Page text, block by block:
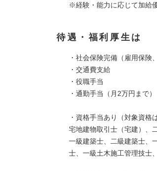
※経験・能力に応じて加給
待遇・福利厚生は
・社会保険完備（雇用保険
・交通費支給
・役職手当
・通勤手当（月2万円まで）
・資格手当あり（対象資格
宅地建物取引士（宅建）、
一級建築士、二級建築士、
士、一級土木施工管理技士